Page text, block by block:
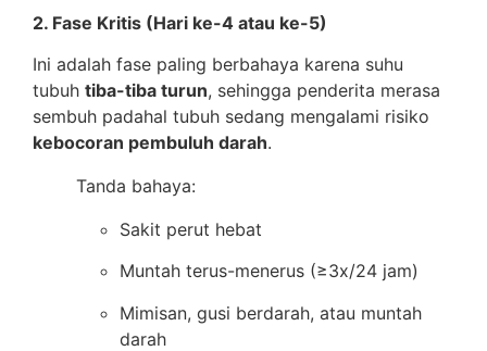
2. Fase Kritis (Hari ke-4 atau ke-5)
Ini adalah fase paling berbahaya karena suhu
tubuh tiba-tiba turun, sehingga penderita merasa
sembuh padahal tubuh sedang mengalami risiko
kebocoran pembuluh darah.
Tanda bahaya:
Sakit perut hebat
Muntah terus-menerus (≥3x/24 jam)
Mimisan, gusi berdarah, atau muntah
darah